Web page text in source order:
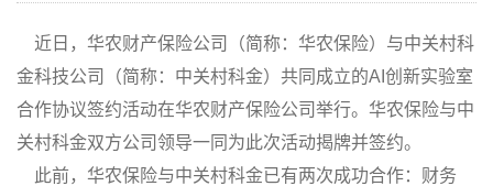
近日，华农财产保险公司（简称：华农保险）与中关村科
金科技公司（简称：中关村科金）共同成立的AI创新实验室
合作协议签约活动在华农财产保险公司举行。华农保险与中
关村科金双方公司领导一同为此次活动揭牌并签约。
此前，华农保险与中关村科金已有两次成功合作：财务